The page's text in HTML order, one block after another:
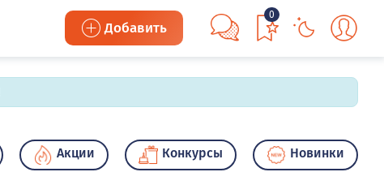
Добавить
0
Акции Конкурсы Новинки